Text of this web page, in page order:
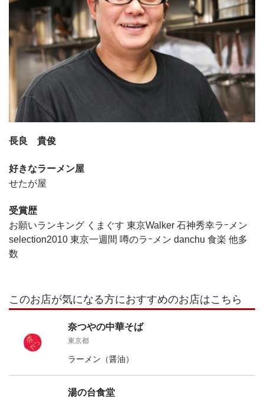
長良 貴俊
好きなラーメン屋
せたが屋
受賞歴
お願いランキング くまぐす 東京Walker 石神秀幸ラｰメン
selection2010 東京一週間 噂のラｰメン danchu 食楽 他多
数
このお店が気になる方におすすめのお店はこちら
奈つやの中華そば
東京都
ラーメン（醤油）
湯の台食堂